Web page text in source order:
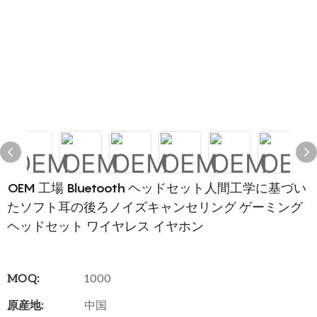
OEM 工場 Bluetooth ヘッドセット人間工学に基づい
たソフト耳の後ろノイズキャンセリング ゲーミング
ヘッドセット ワイヤレス イヤホン
MOQ:
1000
原産地:
中国